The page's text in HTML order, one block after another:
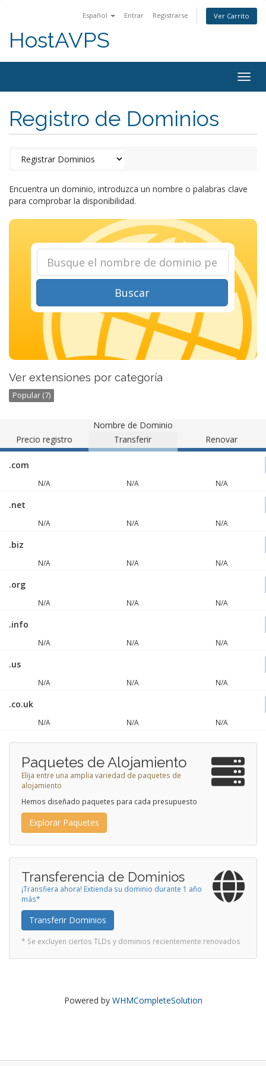
Español Entrar Registrarse Ver Carrito
HostAVPS
Registro de Dominios
Encuentra un dominio, introduzca un nombre o palabras clave
para comprobar la disponibilidad.
Buscar
Ver extensiones por categoría
Popular (7)
Nombre de Dominio
Precio registro
Transferir Renovar
.com
N/A N/A N/A
.net
N/A N/A N/A
.biz
N/A N/A N/A
.org
N/A N/A N/A
.info
N/A N/A N/A
.us
N/A N/A N/A
.co.uk
N/A N/A N/A
Paquetes de Alojamiento
Elija entre una amplia variedad de paquetes de
alojamiento
Hemos diseñado paquetes para cada presupuesto
Explorar Paquetes
Transferencia de Dominios
¡Transfiera ahora! Extienda su dominio durante 1 año
más*
Transferir Dominios
* Se excluyen ciertos TLDs y dominios recientemente renovados
Powered by WHMCompleteSolution